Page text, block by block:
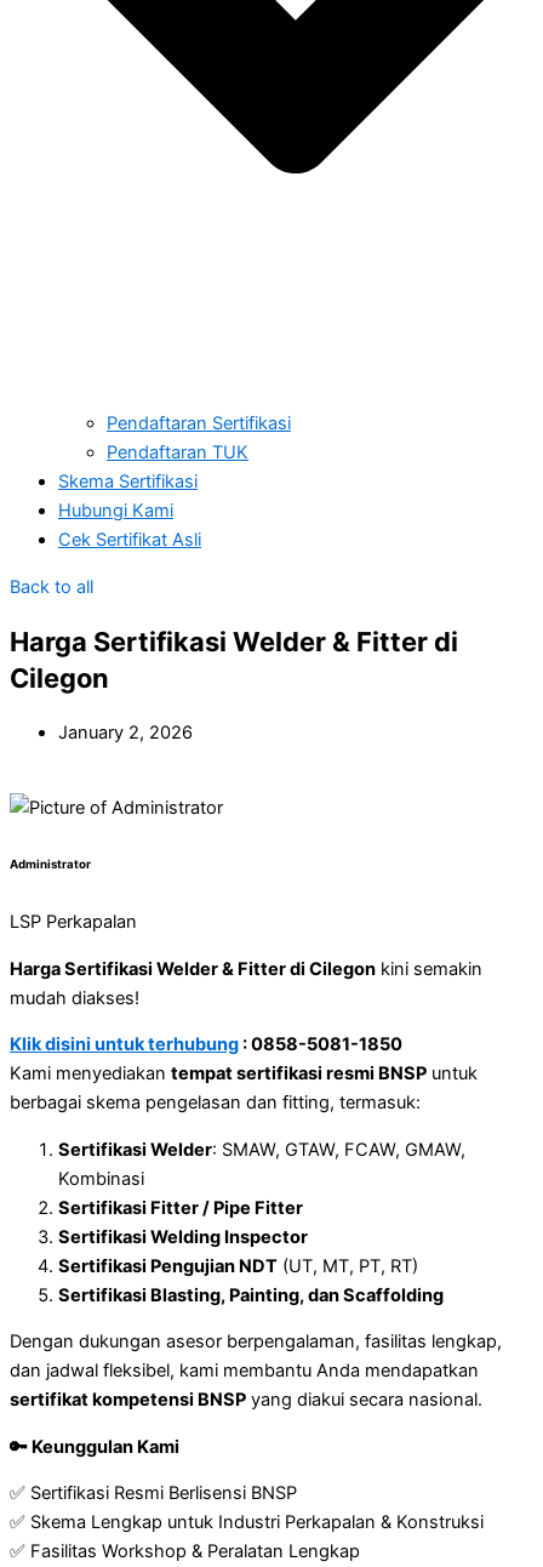
Pendaftaran Sertifikasi
Pendaftaran TUK
Skema Sertifikasi
Hubungi Kami
Cek Sertifikat Asli
Back to all
Harga Sertifikasi Welder & Fitter di
Cilegon
January 2, 2026
Administrator
LSP Perkapalan
Harga Sertifikasi Welder & Fitter di Cilegon kini semakin
mudah diakses!
Klik disini untuk terhubung : 0858-5081-1850
Kami menyediakan tempat sertifikasi resmi BNSP untuk
berbagai skema pengelasan dan fitting, termasuk:
Sertifikasi Welder: SMAW, GTAW, FCAW, GMAW,
Kombinasi
Sertifikasi Fitter / Pipe Fitter
Sertifikasi Welding Inspector
Sertifikasi Pengujian NDT (UT, MT, PT, RT)
Sertifikasi Blasting, Painting, dan Scaffolding
Dengan dukungan asesor berpengalaman, fasilitas lengkap,
dan jadwal fleksibel, kami membantu Anda mendapatkan
sertifikat kompetensi BNSP yang diakui secara nasional.
🔑 Keunggulan Kami
✅ Sertifikasi Resmi Berlisensi BNSP
✅ Skema Lengkap untuk Industri Perkapalan & Konstruksi
✅ Fasilitas Workshop & Peralatan Lengkap